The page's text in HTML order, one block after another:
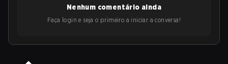
Nenhum comentário ainda
Faça login e seja o primeiro a iniciar a conversa!